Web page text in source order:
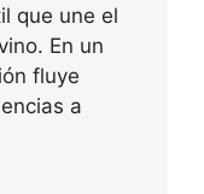
que une el
En un
fluye
a